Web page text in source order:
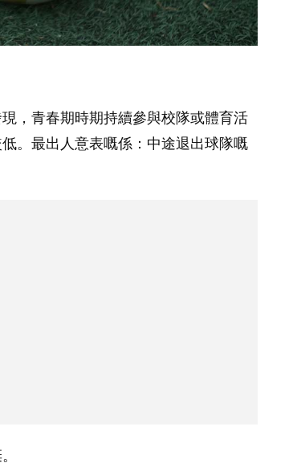
，青春期時期持續參與校隊或體育活
。最出人意表嘅係：中途退出球隊嘅